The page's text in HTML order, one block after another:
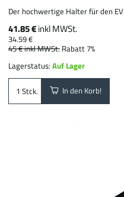
Der hochwertige Halter für den
41.85 €inkl MWSt.
34.59 €
45 €inkl MWSt. Rabatt 7%
Lagerstatus:Auf Lager
Stck. In den Korb!